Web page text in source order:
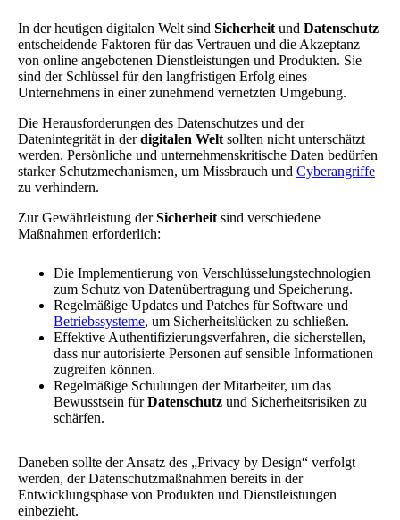
In der heutigen digitalen Welt sind Sicherheit und Datenschutz
entscheidende Faktoren für das Vertrauen und die Akzeptanz
von online angebotenen Dienstleistungen und Produkten. Sie
sind der Schlüssel für den langfristigen Erfolg eines
Unternehmens in einer zunehmend vernetzten Umgebung.
Die Herausforderungen des Datenschutzes und der
Datenintegrität in derdigitalen Welt sollten nicht unterschätzt
werden. Persönliche und unternehmenskritische Daten bedürfen
starker Schutzmechanismen, um Missbrauch und Cyberangriffe
zu verhindern.
Zur Gewährleistung derSicherheit sind verschiedene
Maßnahmen erforderlich:
Die Implementierung von Verschlüsselungstechnologien
zum Schutz von Datenübertragung und Speicherung.
Regelmäßige Updates und Patches für Software und
Betriebssysteme, um Sicherheitslücken zu schließen.
Effektive Authentifizierungsverfahren, die sicherstellen,
dass nur autorisierte Personen auf sensible Informationen
zugreifen können.
Regelmäßige Schulungen der Mitarbeiter, um das
Bewusstsein fürDatenschutz und Sicherheitsrisiken zu
schärfen.
Daneben sollte der Ansatz des „Privacy by Design“ verfolgt
werden, der Datenschutzmaßnahmen bereits in der
Entwicklungsphase von Produkten und Dienstleistungen
einbezieht.